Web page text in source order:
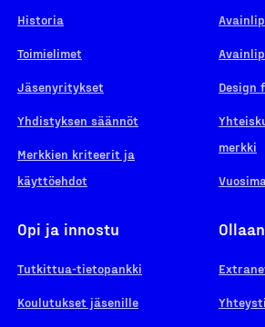
Historia
Toimielimet
Jäsenyritykset
Yhdistyksen säännöt
Merkkien kriteerit ja
käyttöehdot
Design
merkki
Opi ja innostu
Tutkittua-tietopankki
Koulutukset jäsenille